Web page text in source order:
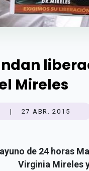
Mireles
| 27 ABR. 2015
de 24 horas
Virginia Mireles